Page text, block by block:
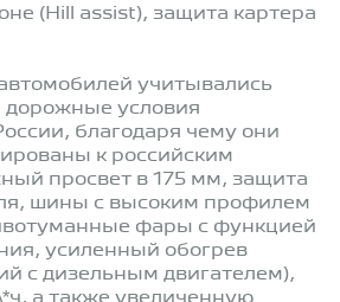
(Hill assist), защита картера
учитывались
дорожные условия
благодаря чему они
к российским
просвет в 175 мм, защита
шины с высоким профилем
фары с функцией
усиленный обогрев
с дизельным двигателем),
а также увеличенную